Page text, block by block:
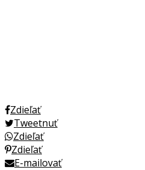
Zdieľať
Tweetnuť
Zdieľať
Zdieľať
E-mailovať